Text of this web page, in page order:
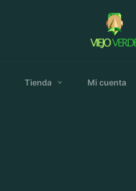
Tienda Mi cuenta